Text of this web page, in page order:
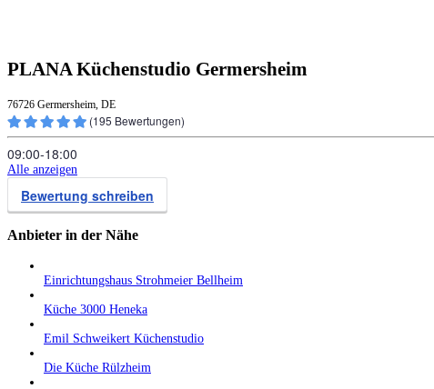
PLANA Küchenstudio Germersheim
76726 Germersheim, DE
(195 Bewertungen)
09:00‑18:00
Alle anzeigen
Bewertung schreiben
Anbieter in der Nähe
Einrichtungshaus Strohmeier Bellheim
Küche 3000 Heneka
Emil Schweikert Küchenstudio
Die Küche Rülzheim